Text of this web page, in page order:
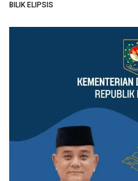
BILIK ELIPSIS